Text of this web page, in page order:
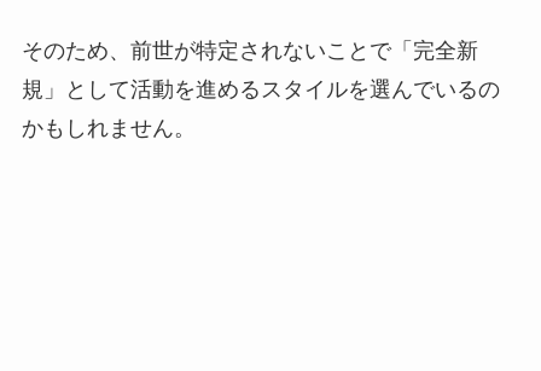
そのため、前世が特定されないことで「完全新
規」として活動を進めるスタイルを選んでいるの
かもしれません。